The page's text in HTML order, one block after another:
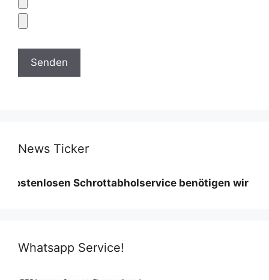
News Ticker
Schrottabholservice benötigen wir eine
Whatsapp Service!